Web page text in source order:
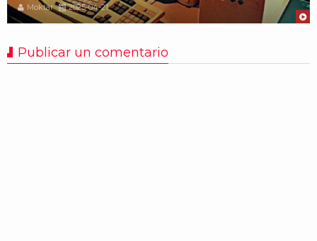
Moktar 2025-04-21
Publicar un comentario